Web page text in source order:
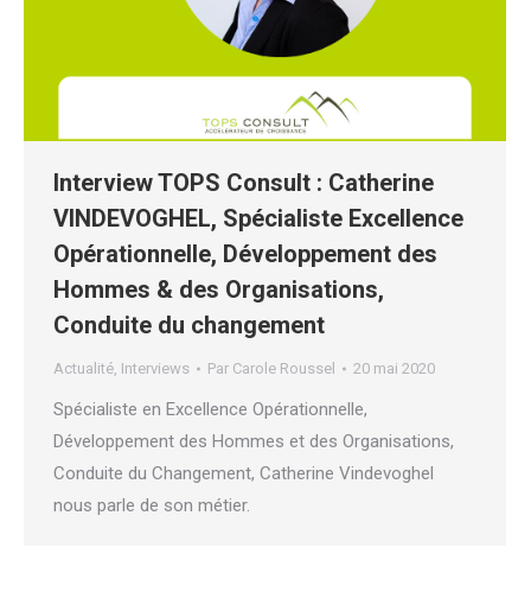
Interview TOPS Consult : Catherine
VINDEVOGHEL, Spécialiste Excellence
Opérationnelle, Développement des
Hommes & des Organisations,
Conduite du changement
Actualité, Interviews Par Carole Roussel 20 mai 2020
Spécialiste en Excellence Opérationnelle,
Développement des Hommes et des Organisations,
Conduite du Changement, Catherine Vindevoghel
nous parle de son métier.